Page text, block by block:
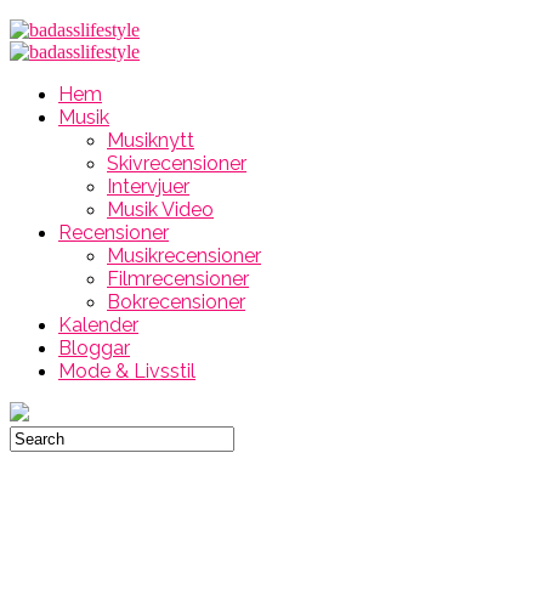
Hem
Musik
Musiknytt
Skivrecensioner
Intervjuer
Musik Video
Recensioner
Musikrecensioner
Filmrecensioner
Bokrecensioner
Kalender
Bloggar
Mode & Livsstil